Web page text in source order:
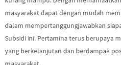
masyarakat dapat dengan mudah
dalam mempertanggungjawabkan
Subsidi ini. Pertamina terus berupaya
yang berkelanjutan dan berdampak